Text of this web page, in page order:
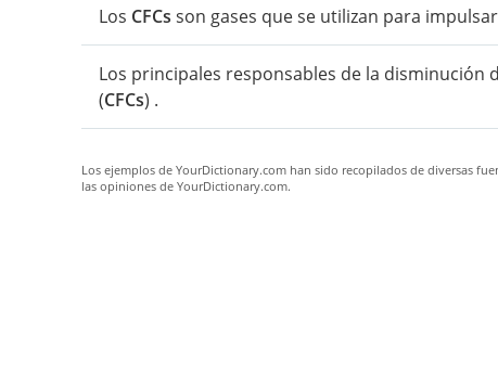
Los CFCs son gases que se utilizan para
Los principales responsables de la
(CFCs) .
Los ejemplos de YourDictionary.com han sido recopilados de diversas
las opiniones de YourDictionary.com.